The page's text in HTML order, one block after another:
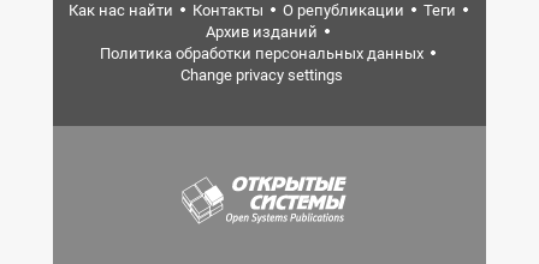
Как нас найти
Контакты О републикации
Теги
Архив изданий
Политика обработки персональных данных
Change privacy settings